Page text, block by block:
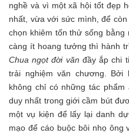
nghề và vì một xã hội tốt đẹp
nhất, vừa với sức mình, để
chọn khiêm tốn thử sống
càng ít hoang tưởng thì hành
Chua ngọt đời văn đầy ắp chi
trải nghiệm văn chương. Bởi
không chỉ có những tác
duy nhất trong giới cầm bút
một vụ kiện để lấy lại danh
mạo để cáo buộc bôi nhọ ông